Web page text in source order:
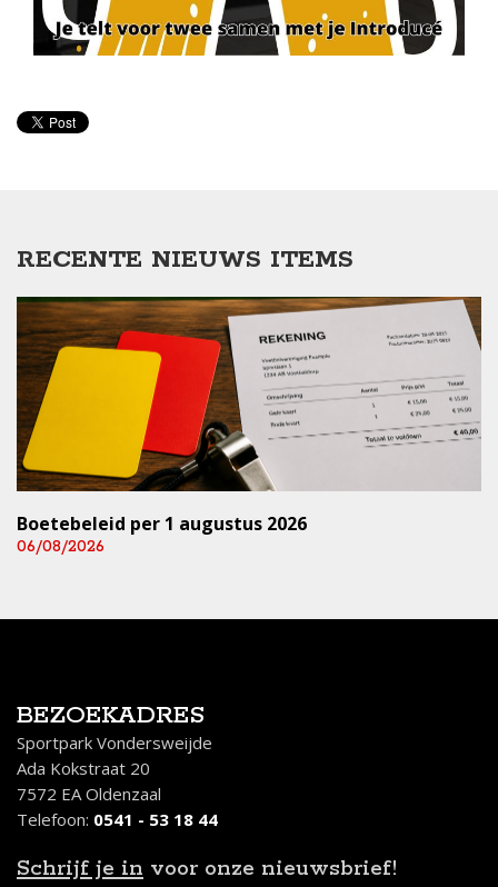
RECENTE NIEUWS ITEMS
Boetebeleid per 1 augustus 2026
06/08/2026
BEZOEKADRES
Sportpark Vondersweijde
Ada Kokstraat 20
7572 EA Oldenzaal
Telefoon: 0541 - 53 18 44
Schrijf je in voor onze nieuwsbrief!